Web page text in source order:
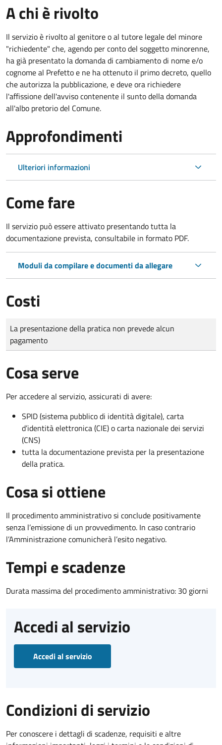
A chi è rivolto
Il servizio è rivolto al genitore o al tutore legale del minore
"richiedente" che, agendo per conto del soggetto minorenne,
ha già presentato la domanda di cambiamento di nome e/o
cognome al Prefetto e ne ha ottenuto il primo decreto, quello
che autorizza la pubblicazione, e deve ora richiedere
l'affissione dell'avviso contenente il sunto della domanda
all'albo pretorio del Comune.
Approfondimenti
Ulteriori informazioni
Come fare
Il servizio può essere attivato presentando tutta la
documentazione prevista, consultabile in formato PDF.
Moduli da compilare e documenti da allegare
Costi
Tipo di pagamento
Importo
La presentazione della pratica non prevede alcun
pagamento
Cosa serve
Per accedere al servizio, assicurati di avere:
SPID (sistema pubblico di identità digitale), carta
d’identità elettronica (CIE) o carta nazionale dei servizi
(CNS)
tutta la documentazione prevista per la presentazione
della pratica.
Cosa si ottiene
Il procedimento amministrativo si conclude positivamente
senza l’emissione di un provvedimento. In caso contrario
l’Amministrazione comunicherà l’esito negativo.
Tempi e scadenze
Durata massima del procedimento amministrativo: 30 giorni
Accedi al servizio
Accedi al servizio
Condizioni di servizio
Per conoscere i dettagli di scadenze, requisiti e altre